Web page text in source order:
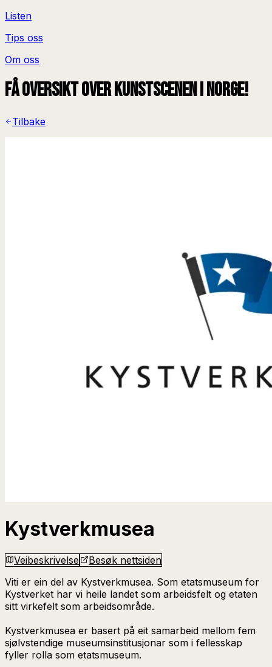
Listen
Tips oss
Om oss
Få oversikt over kunstscenen i Norge!
Tilbake
Kystverkmusea
Veibeskrivelse
Besøk nettsiden
Viti er ein del av Kystverkmusea. Som etatsmuseum for
Kystverket har vi heile landet som arbeidsfelt og etaten
sitt virkefelt som arbeidsområde.
Kystverkmusea er basert på eit samarbeid mellom fem
sjølvstendige museumsinstitusjonar som i fellesskap
fyller rolla som etatsmuseum.